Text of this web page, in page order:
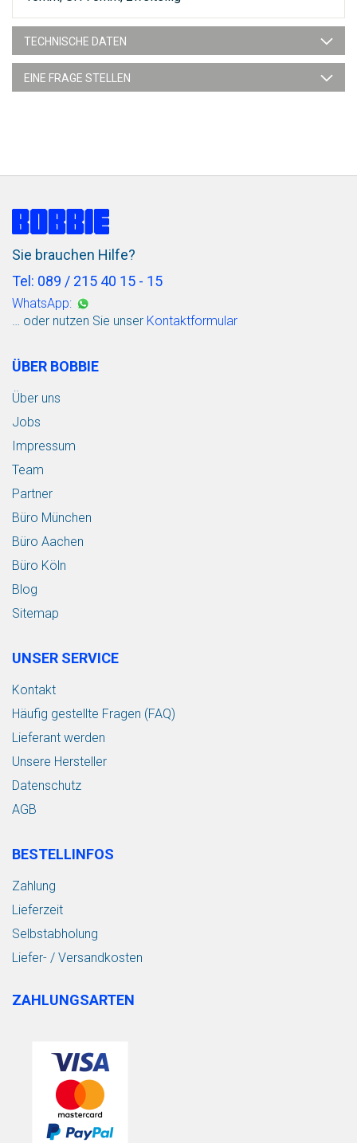
TECHNISCHE DATEN
EINE FRAGE STELLEN
Sie brauchen Hilfe?
Tel: 089 / 215 40 15 - 15
WhatsApp:
… oder nutzen Sie unser Kontaktformular
ÜBER BOBBIE
Über uns
Jobs
Impressum
Team
Partner
Büro München
Büro Aachen
Büro Köln
Blog
Sitemap
UNSER SERVICE
Kontakt
Häufig gestellte Fragen (FAQ)
Lieferant werden
Unsere Hersteller
Datenschutz
AGB
BESTELLINFOS
Zahlung
Lieferzeit
Selbstabholung
Liefer- / Versandkosten
ZAHLUNGSARTEN